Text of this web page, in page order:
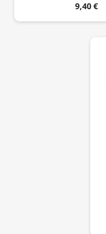
9,40 €